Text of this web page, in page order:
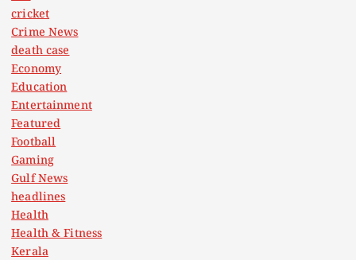
cricket
Crime News
death case
Economy
Education
Entertainment
Featured
Football
Gaming
Gulf News
headlines
Health
Health & Fitness
Kerala